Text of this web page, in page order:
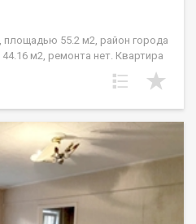
площадью 55.2 м2, район города
м2, ремонта нет. Квартира
кирпичного дома 1984